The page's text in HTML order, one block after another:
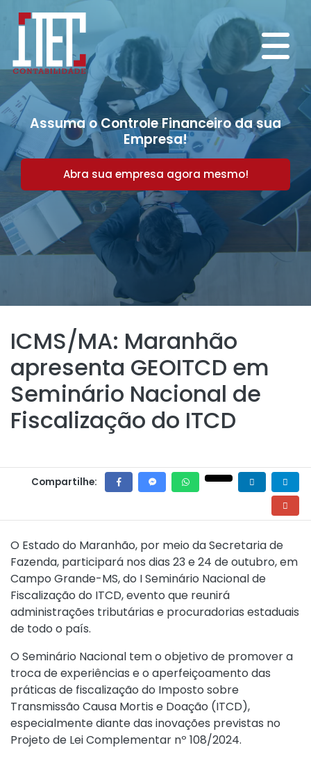
Assuma o Controle Financeiro da sua
Empresa!
Abra sua empresa agora mesmo!
ICMS/MA: Maranhão
apresenta GEOITCD em
Seminário Nacional de
Fiscalização do ITCD
Compartilhe:
O Estado do Maranhão, por meio da Secretaria de
Fazenda, participará nos dias 23 e 24 de outubro, em
Campo Grande-MS, do I Seminário Nacional de
Fiscalização do ITCD, evento que reunirá
administrações tributárias e procuradorias estaduais
de todo o país.
O Seminário Nacional tem o objetivo de promover a
troca de experiências e o aperfeiçoamento das
práticas de fiscalização do Imposto sobre
Transmissão Causa Mortis e Doação (ITCD),
especialmente diante das inovações previstas no
Projeto de Lei Complementar nº 108/2024.